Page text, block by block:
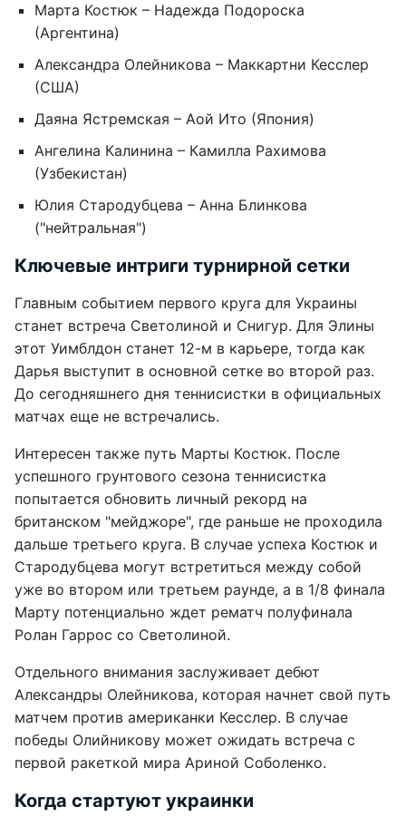
Марта Костюк – Надежда Подороска
(Аргентина)
Александра Олейникова – Маккартни Кесслер
(США)
Даяна Ястремская – Аой Ито (Япония)
Ангелина Калинина – Камилла Рахимова
(Узбекистан)
Юлия Стародубцева – Анна Блинкова
("нейтральная")
Ключевые интриги турнирной сетки
Главным событием первого круга для Украины
станет встреча Светолиной и Снигур. Для Элины
этот Уимблдон станет 12-м в карьере, тогда как
Дарья выступит в основной сетке во второй раз.
До сегодняшнего дня теннисистки в официальных
матчах еще не встречались.
Интересен также путь Марты Костюк. После
успешного грунтового сезона теннисистка
попытается обновить личный рекорд на
британском "мейджоре", где раньше не проходила
дальше третьего круга. В случае успеха Костюк и
Стародубцева могут встретиться между собой
уже во втором или третьем раунде, а в 1/8 финала
Марту потенциально ждет рематч полуфинала
Ролан Гаррос со Светолиной.
Отдельного внимания заслуживает дебют
Александры Олейникова, которая начнет свой путь
матчем против американки Кесслер. В случае
победы Олийникову может ожидать встреча с
первой ракеткой мира Ариной Соболенко.
Когда стартуют украинки